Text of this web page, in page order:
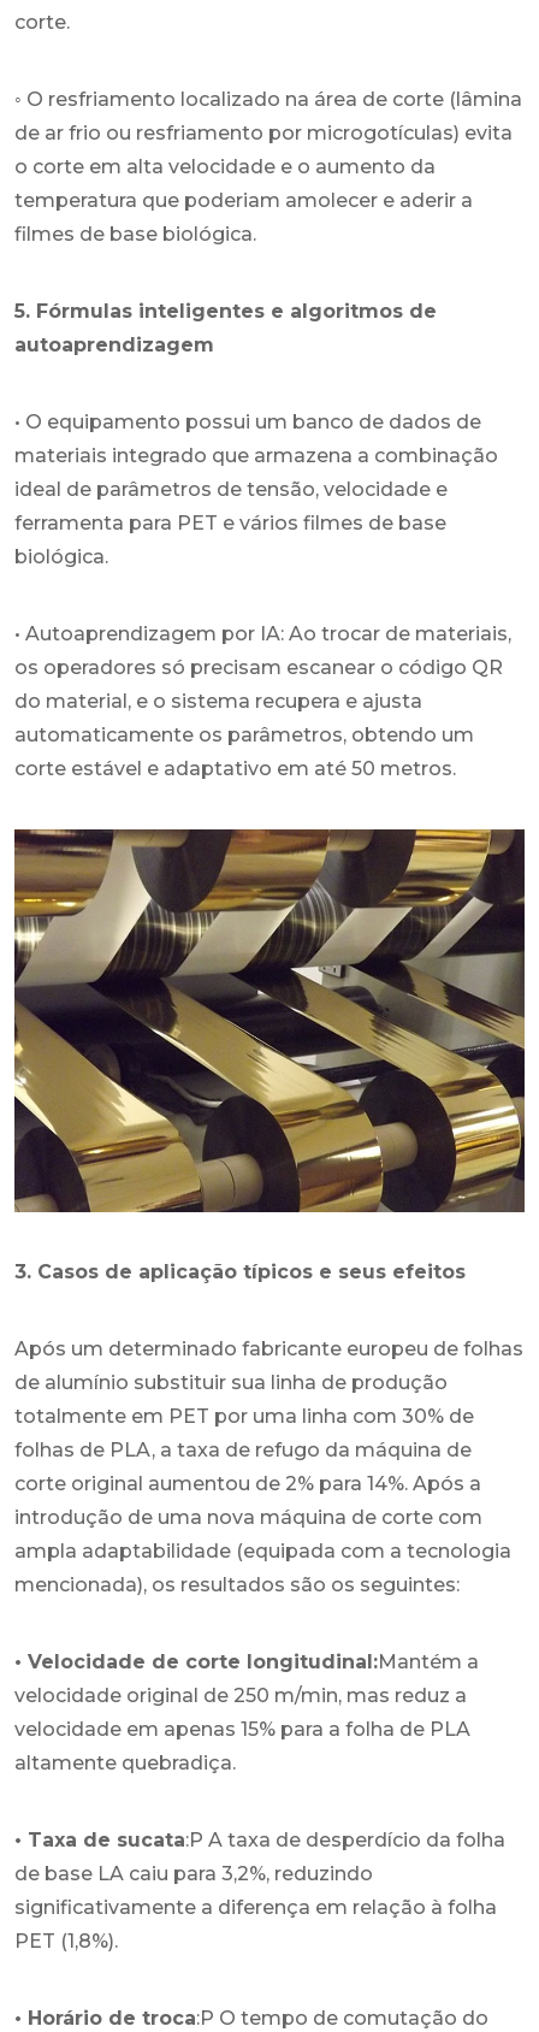
corte.
◦ O resfriamento localizado na área de corte (lâmina
de ar frio ou resfriamento por microgotículas) evita
o corte em alta velocidade e o aumento da
temperatura que poderiam amolecer e aderir a
filmes de base biológica.
5. Fórmulas inteligentes e algoritmos de
autoaprendizagem
• O equipamento possui um banco de dados de
materiais integrado que armazena a combinação
ideal de parâmetros de tensão, velocidade e
ferramenta para PET e vários filmes de base
biológica.
• Autoaprendizagem por IA: Ao trocar de materiais,
os operadores só precisam escanear o código QR
do material, e o sistema recupera e ajusta
automaticamente os parâmetros, obtendo um
corte estável e adaptativo em até 50 metros.
3. Casos de aplicação típicos e seus efeitos
Após um determinado fabricante europeu de folhas
de alumínio substituir sua linha de produção
totalmente em PET por uma linha com 30% de
folhas de PLA, a taxa de refugo da máquina de
corte original aumentou de 2% para 14%. Após a
introdução de uma nova máquina de corte com
ampla adaptabilidade (equipada com a tecnologia
mencionada), os resultados são os seguintes:
• Velocidade de corte longitudinal:Mantém a
velocidade original de 250 m/min, mas reduz a
velocidade em apenas 15% para a folha de PLA
altamente quebradiça.
• Taxa de sucata:P A taxa de desperdício da folha
de base LA caiu para 3,2%, reduzindo
significativamente a diferença em relação à folha
PET (1,8%).
• Horário de troca:P O tempo de comutação do